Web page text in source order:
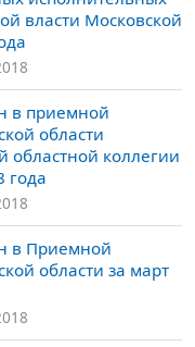
власти Московской
в приемной
области
областной коллегии
года
в Приемной
области за март